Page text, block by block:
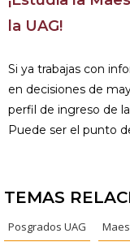
la UAG!
Si ya trabajas con
en decisiones de
perfil de ingreso de
Puede ser el punto
TEMAS
Posgrados UAG